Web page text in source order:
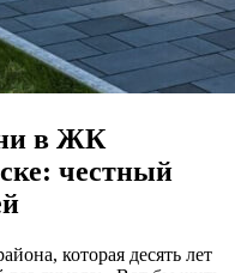
в ЖК
честный
которая десять лет